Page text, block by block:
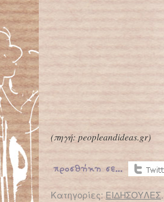
(πηγή: peopleandideas.gr)
Κατηγορίες: ΕΙΔΗΣΟΥΛΕΣ.